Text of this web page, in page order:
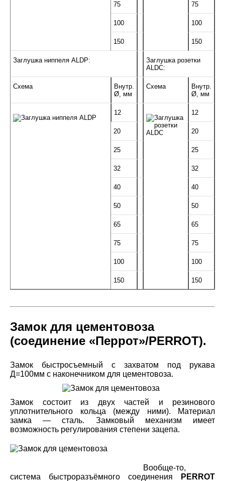
75 75
100 100
150 150
Заглушка ниппеля ALDP:
Заглушка розетки
ALDC:
Схема
Внутр.
Ø, мм
Схема
Внутр.
Ø, мм
12 12
20 20
25 25
32 32
40 40
50 50
65 65
75 75
100 100
150 150
Замок для цементовоза
(соединение «Перрот»/PERROT).
Замок быстросъемный с захватом под рукава
Д=100мм с наконечником для цементовоза.
Замок состоит из двух частей и резинового
уплотнительного кольца (между ними). Материал
замка — сталь. Замковый механизм имеет
возможность регулирования степени зацепа.
Вообще-то,
система быстроразъёмного соединения
PERROT